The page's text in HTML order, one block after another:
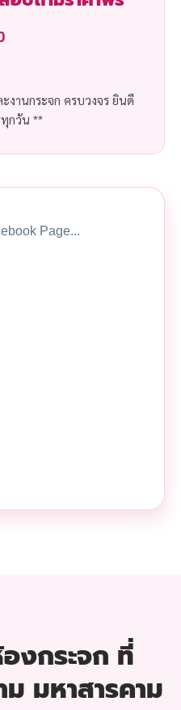
งานกระจก ครบวงจร ยินดี
ทุกวัน **
Page...
งกระจก ที่
มหาสารคาม